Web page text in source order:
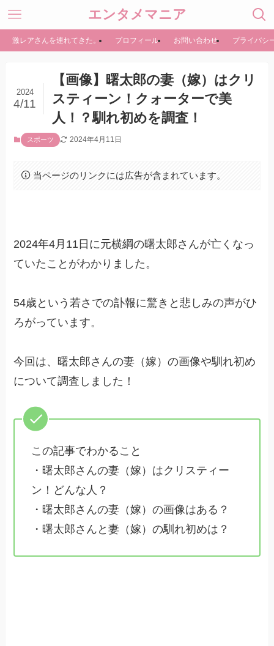
エンタメマニア
激レアさんを連れてきた。 プロフィール お問い合わせ プライバシ
【画像】曙太郎の妻（嫁）はクリ
スティーン！クォーターで美
人！？馴れ初めを調査！
2024
4/11
スポーツ 2024年4月11日
当ページのリンクには広告が含まれています。
2024年4月11日に元横綱の曙太郎さんが亡くなっ
ていたことがわかりました。
54歳という若さでの訃報に驚きと悲しみの声がひ
ろがっています。
今回は、曙太郎さんの妻（嫁）の画像や馴れ初め
について調査しました！
この記事でわかること
・曙太郎さんの妻（嫁）はクリスティー
ン！どんな人？
・曙太郎さんの妻（嫁）の画像はある？
・曙太郎さんと妻（嫁）の馴れ初めは？